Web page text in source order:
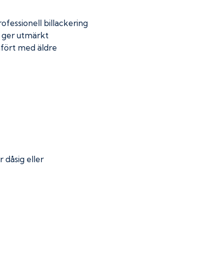
billackering
ger utmärkt
med äldre
dåsig eller